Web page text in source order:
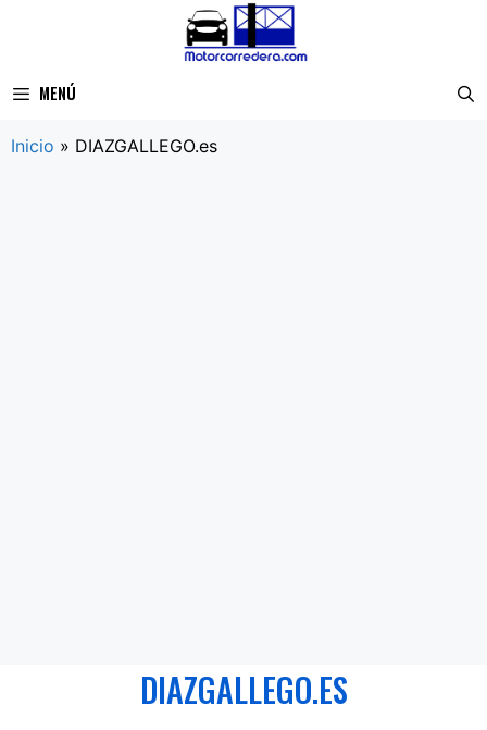
MENÚ
Inicio » DIAZGALLEGO.es
DIAZGALLEGO.ES